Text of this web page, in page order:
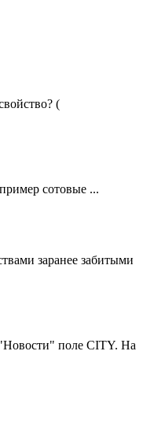
(
сотовые ...
заранее забитыми
поле CITY. На